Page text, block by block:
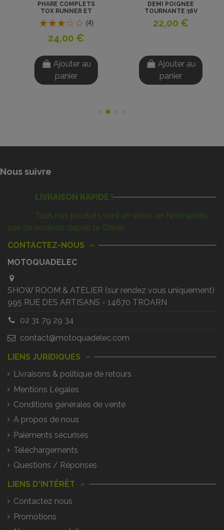
PHARE COMPLETS
TOX RUNNER ET
PYTHON
(4)
24,00 €
Ajouter au
panier
DEMI POIGNEE
TOURNANTE 36V
22,00 €
Ajouter au
panier
Nous suivre
LIVRAISON RAPIDE !
Tous nos produits sont en stock en Normandie,
pas de livraison depuis la Chine!
CONTACTEZ-NOUS
MOTOQUADELEC
SHOW ROOM & ATELIER (sur rendez vous uniquement)
995 RUE DES ARTISANS - 14670 TROARN
02 31 79 29 34
contact@motoquadelec.com
LIENS JURIDIQUES
Livraisons & politique de retours
Mentions Légales
Conditions générales de vente
A propos de nous
Paiements sécurisés
Téléchargements
Questions / Réponses
LIENS D'INTÉRÊT
Contactez nous
Promotions